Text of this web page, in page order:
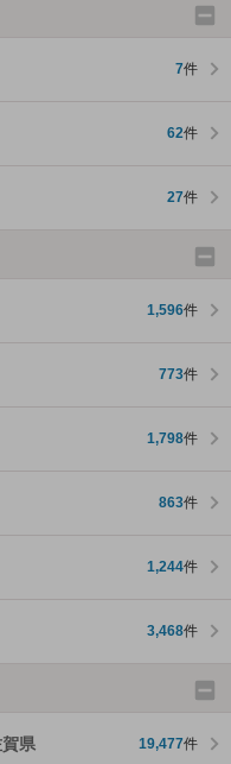
7件
62件
27件
1,596件
773件
1,798件
863件
1,244件
3,468件
県 19,477件